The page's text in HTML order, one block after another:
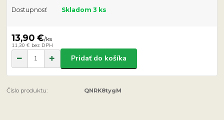
Dostupnosť Skladom 3 ks
13,90 €/ks
11,30 € bez DPH
Pridať do košíka
Číslo produktu: QNRK8tygM